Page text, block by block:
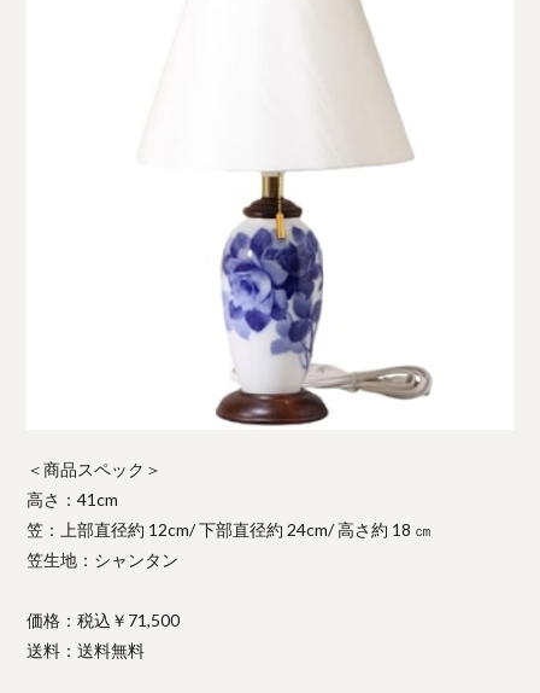
＜商品スペック＞
高さ：41cm
笠：上部直径約 12cm/ 下部直径約 24cm/ 高さ約 18 ㎝
笠生地：シャンタン
価格：税込￥71,500
送料：送料無料